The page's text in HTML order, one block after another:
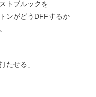
トブルックを
ンがどうDFFするか
たせる」